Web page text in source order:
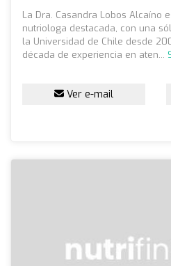
La Dra. Casandra Lobos Alcaíno
nutriologa destacada, con una
la Universidad de Chile desde
década de experiencia en aten...
Ver e-mail